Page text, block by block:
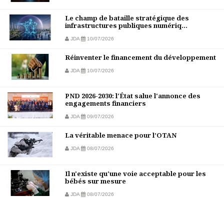
Le champ de bataille stratégique des
infrastructures publiques numériq...
JDA 10/07/2026
Réinventer le financement du développement
JDA 10/07/2026
PND 2026-2030: l'État salue l'annonce des
engagements financiers
JDA 09/07/2026
La véritable menace pour l’OTAN
JDA 08/07/2026
Il n'existe qu'une voie acceptable pour les
bébés sur mesure
JDA 08/07/2026